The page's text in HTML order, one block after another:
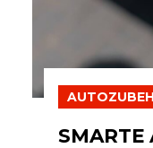
SMARTE